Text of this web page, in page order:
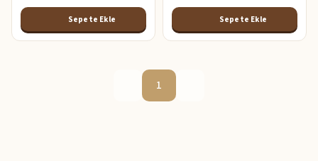
Sepete Ekle Sepete Ekle
1